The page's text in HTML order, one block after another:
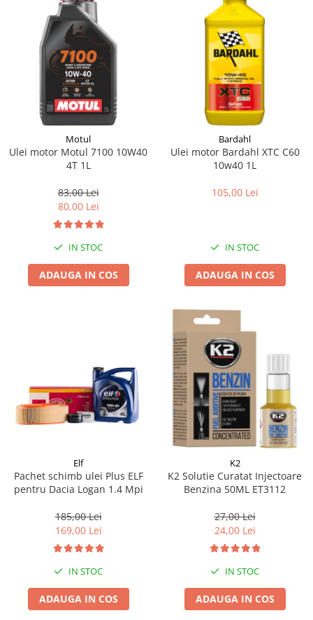
Motul
Ulei motor Motul 7100 10W40
4T 1L
83,00 Lei
80,00 Lei
IN STOC
ADAUGA IN COS
Bardahl
Ulei motor Bardahl XTC C60
10w40 1L
105,00 Lei
IN STOC
ADAUGA IN COS
Elf
Pachet schimb ulei Plus ELF
pentru Dacia Logan 1.4 Mpi
185,00 Lei
169,00 Lei
IN STOC
ADAUGA IN COS
K2
K2 Solutie Curatat Injectoare
Benzina 50ML ET3112
27,00 Lei
24,00 Lei
IN STOC
ADAUGA IN COS